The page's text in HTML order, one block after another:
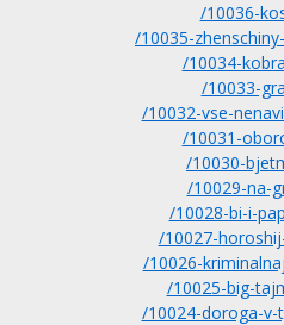
/10036-
/10035-
/10034-
/10033-
/10032-vse-
/10031-
/10030-
/10029-na-
/10028-bi-i-
/10027-
/10026-
/10025-big-
/10024-doroga-v-